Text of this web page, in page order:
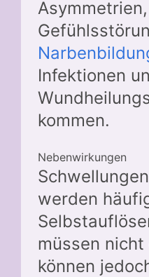
Asymmetrien,
Infektionen
kommen.
Nebenwirkungen
werden
müssen
können